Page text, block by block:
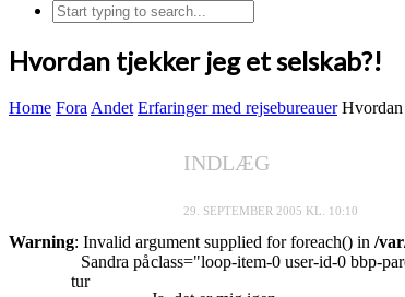
Hvordan tjekker jeg et selskab?!
Home Fora Andet Erfaringer med rejsebureauer Hvordan
INDLÆG
29. SEPTEMBER 2005 KL. 10:10
Warning: Invalid argument supplied for foreach() in /
class="loop-item-0 user-id-0 bbp-
Sandra på
tur